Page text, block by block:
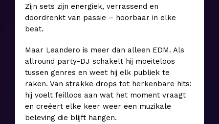
Zijn sets zijn energiek, verrassend en
doordrenkt van passie – hoorbaar in elke
beat.
Maar Leandero is meer dan alleen EDM. Als
allround party-DJ schakelt hij moeiteloos
tussen genres en weet hij elk publiek te
raken. Van strakke drops tot herkenbare hits:
hij voelt feilloos aan wat het moment vraagt
en creëert elke keer weer een muzikale
beleving die blijft hangen.